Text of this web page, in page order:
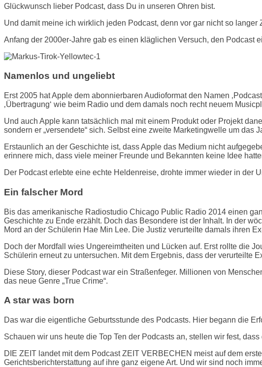
Glückwunsch lieber Podcast, dass Du in unseren Ohren bist.
Und damit meine ich wirklich jeden Podcast, denn vor gar nicht so
Anfang der 2000er-Jahre gab es einen kläglichen Versuch, den Podcast
Namenlos und ungeliebt
Erst 2005 hat Apple dem abonnierbaren Audioformat den Namen
‚Übertragung‘ wie beim Radio und dem damals noch recht neuem
Und auch Apple kann tatsächlich mal mit einem Produkt oder Projekt
sondern er „versendete“ sich. Selbst eine zweite Marketingwelle um das
Erstaunlich an der Geschichte ist, dass Apple das Medium nicht
erinnere mich, dass viele meiner Freunde und Bekannten keine Idee
Der Podcast erlebte eine echte Heldenreise, drohte immer wieder in der
Ein falscher Mord
Bis das amerikanische Radiostudio Chicago Public Radio 2014 einen
Geschichte zu Ende erzählt. Doch das Besondere ist der Inhalt. In der
Mord an der Schülerin Hae Min Lee. Die Justiz verurteilte damals ihren
Doch der Mordfall wies Ungereimtheiten und Lücken auf. Erst rollte die
Schülerin erneut zu untersuchen. Mit dem Ergebnis, dass der verurteilte
Diese Story, dieser Podcast war ein Straßenfeger. Millionen von
das neue Genre „True Crime“.
A star was born
Das war die eigentliche Geburtsstunde des Podcasts. Hier begann die
Schauen wir uns heute die Top Ten der Podcasts an, stellen wir fest,
DIE ZEIT landet mit dem Podcast ZEIT VERBECHEN meist auf dem
Gerichtsberichterstattung auf ihre ganz eigene Art. Und wir sind noch